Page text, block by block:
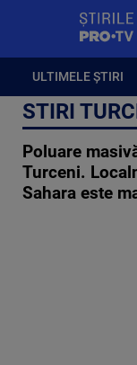
ULTIMELE ȘTIRI
STIRI
Poluare
Turceni.
Sahara este